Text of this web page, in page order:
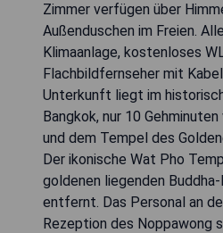
Zimmer verfügen über
Außenduschen im Freien.
Klimaanlage, kostenloses
Flachbildfernseher mit
Unterkunft liegt im
Bangkok, nur 10
und dem Tempel des
Der ikonische Wat Pho
goldenen liegenden
entfernt. Das Personal an
Rezeption des Noppawong